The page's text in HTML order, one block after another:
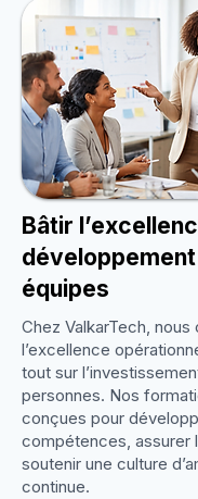
Bâtir
équipes
Chez ValkarTech, nous
l’excellence
tout sur
personnes. Nos
conçues pour
compétences, assurer
soutenir une culture
continue.